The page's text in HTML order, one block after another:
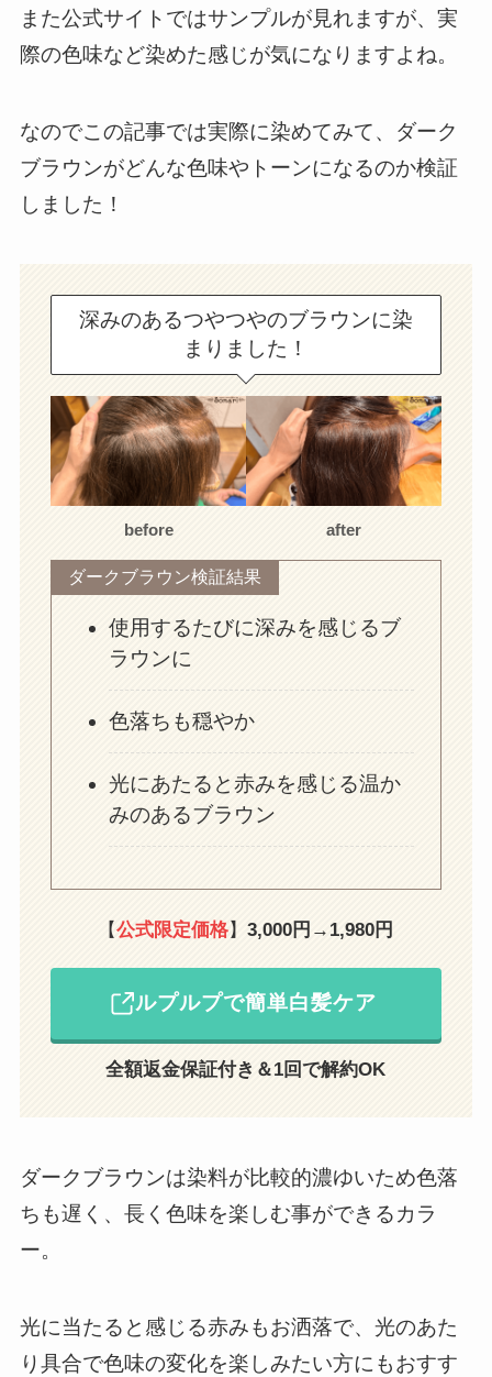
また公式サイトではサンプルが見れますが、実
際の色味など染めた感じが気になりますよね。
なのでこの記事では実際に染めてみて、ダーク
ブラウンがどんな色味やトーンになるのか検証
しました！
深みのあるつやつやのブラウンに染
まりました！
before after
ダークブラウン検証結果
使用するたびに深みを感じるブ
ラウンに
色落ちも穏やか
光にあたると赤みを感じる温か
みのあるブラウン
【公式限定価格】3,000円→1,980円
ルプルプで簡単白髪ケア
全額返金保証付き＆1回で解約OK
ダークブラウンは染料が比較的濃ゆいため色落
ちも遅く、長く色味を楽しむ事ができるカラ
ー。
光に当たると感じる赤みもお洒落で、光のあた
り具合で色味の変化を楽しみたい方にもおすす